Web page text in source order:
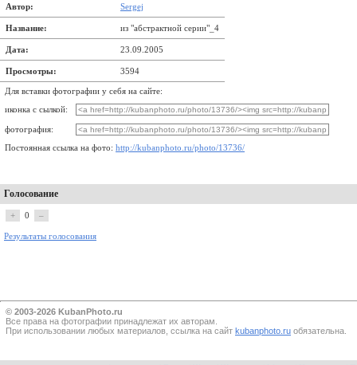
Автор: Sergej
Название: из "абстрактной серии"_4
Дата: 23.09.2005
Просмотры: 3594
Для вставки фотографии у себя на сайте:
иконка с сылкой:
фотография:
Постоянная ссылка на фото: http://kubanphoto.ru/photo/13736/
Голосование
+ 0 –
Результаты голосования
© 2003-2026 KubanPhoto.ru
Все прaва на фотографии принадлежат их авторам.
При использовании любых материалов, ссылка на сайт kubanphoto.ru обязательна.